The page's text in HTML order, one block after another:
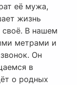
её мужа,
жизнь
своё. В нашем
метрами и
Он
в
о родных